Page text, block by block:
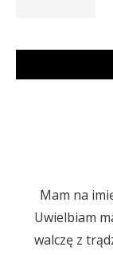
Mam na
Uwielbiam
walczę z